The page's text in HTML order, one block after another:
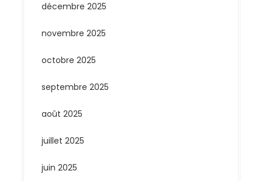
décembre 2025
novembre 2025
octobre 2025
septembre 2025
août 2025
juillet 2025
juin 2025